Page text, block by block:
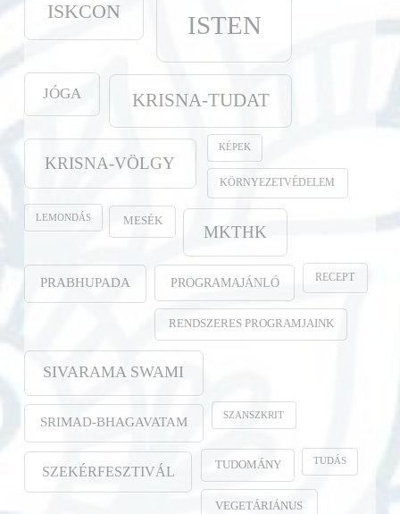
ISKCON ISTEN
JÓGA KRISNA-TUDAT
KRISNA-VÖLGY
KÉPEK
KÖRNYEZETVÉDELEM
LEMONDÁS MESÉK
MKTHK
PRABHUPADA PROGRAMAJÁNLÓ RECEPT
RENDSZERES PROGRAMJAINK
SIVARAMA SWAMI
SRIMAD-BHAGAVATAM SZANSZKRIT
SZEKÉRFESZTIVÁL TUDOMÁNY TUDÁS
VEGETÁRIÁNUS